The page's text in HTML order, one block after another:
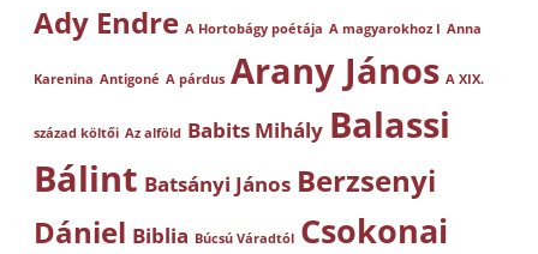
Ady Endre A Hortobágy poétája A magyarokhoz I Anna
Karenina Antigoné A párdus Arany János A XIX.
század költői Az alföld Babits Mihály Balassi
Bálint Batsányi János Berzsenyi
Dániel Biblia Búcsú Váradtól Csokonai